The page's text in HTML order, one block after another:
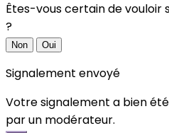
Êtes-vous certain de
?
Non Oui
Signalement envoyé
Votre signalement a bien
par un modérateur.